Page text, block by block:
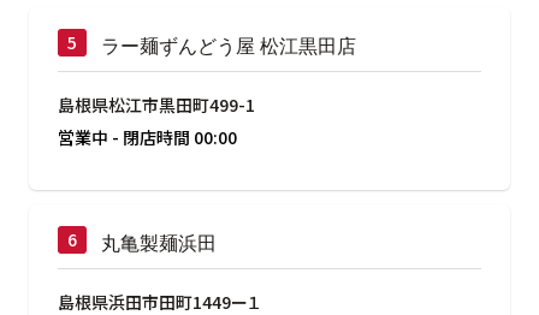
ラー麺ずんどう屋 松江黒田店
島根県松江市黒田町499-1
営業中 - 閉店時間 00:00
丸亀製麺浜田
島根県浜田市田町1449ー１